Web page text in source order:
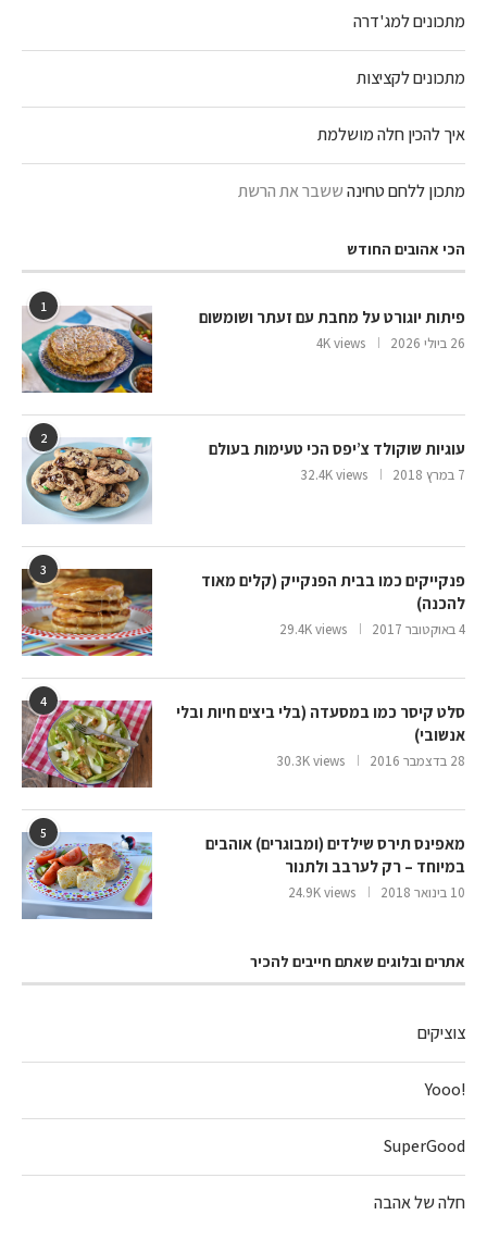
מתכונים למג'דרה
מתכונים לקציצות
איך להכין חלה מושלמת
מתכון ללחם טחינהששבר את הרשת
הכי אהובים החודש
1
פיתות יוגורט על מחבת עם זעתר ושומשום
26 ביולי 2026 4K views
2
עוגיות שוקולד צ’יפס הכי טעימות בעולם
7 במרץ 2018 32.4K views
3
פנקייקים כמו בבית הפנקייק (קלים מאוד
להכנה)
4 באוקטובר 2017 29.4K views
4
סלט קיסר כמו במסעדה (בלי ביצים חיות ובלי
אנשובי)
28 בדצמבר 2016 30.3K views
5
מאפינס תירס שילדים (ומבוגרים) אוהבים
במיוחד – רק לערבב ולתנור
10 בינואר 2018 24.9K views
אתרים ובלוגים שאתם חייבים להכיר
צוציקים
!Yooo
SuperGood
חלה של אהבה